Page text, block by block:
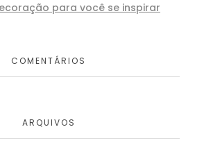
para você se inspirar
COMENTÁRIOS
ARQUIVOS